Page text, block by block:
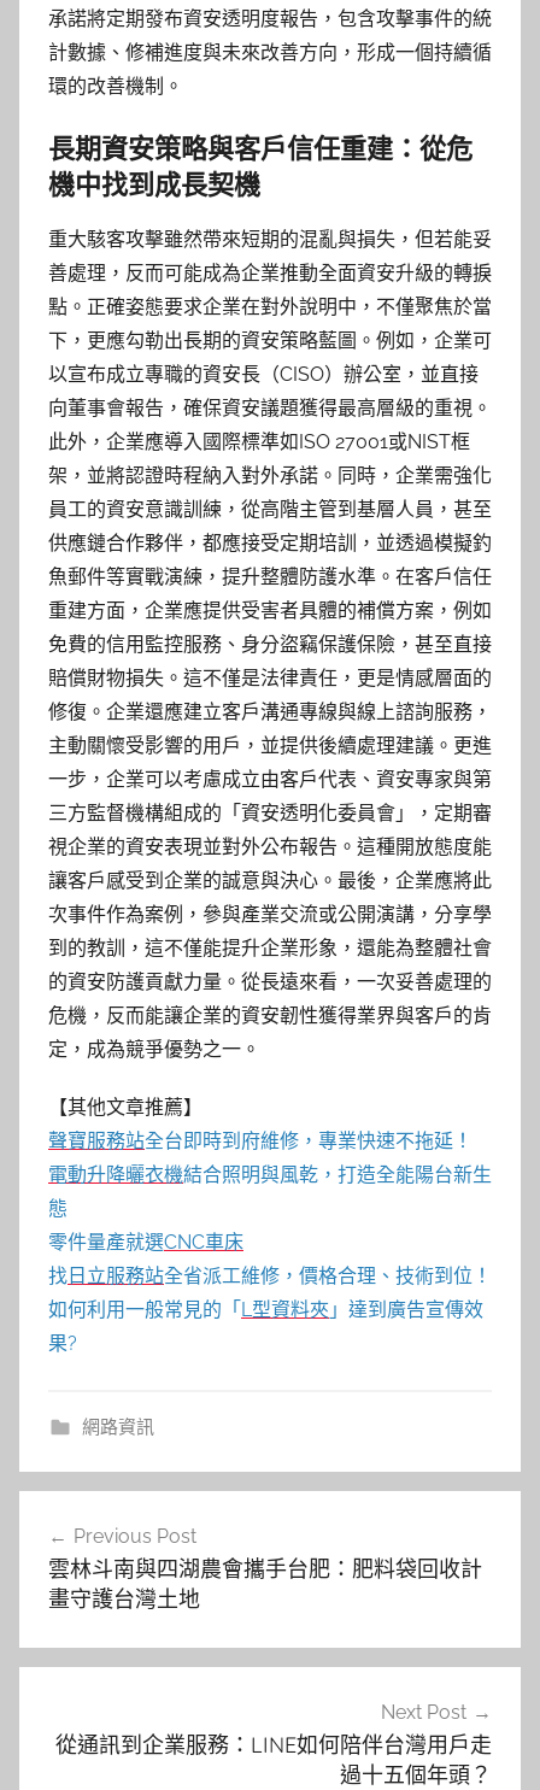
承諾將定期發布資安透明度報告，包含攻擊事件的統
計數據、修補進度與未來改善方向，形成一個持續循
環的改善機制。
長期資安策略與客戶信任重建：從危
機中找到成長契機
重大駭客攻擊雖然帶來短期的混亂與損失，但若能妥
善處理，反而可能成為企業推動全面資安升級的轉捩
點。正確姿態要求企業在對外說明中，不僅聚焦於當
下，更應勾勒出長期的資安策略藍圖。例如，企業可
以宣布成立專職的資安長（CISO）辦公室，並直接
向董事會報告，確保資安議題獲得最高層級的重視。
此外，企業應導入國際標準如ISO 27001或NIST框
架，並將認證時程納入對外承諾。同時，企業需強化
員工的資安意識訓練，從高階主管到基層人員，甚至
供應鏈合作夥伴，都應接受定期培訓，並透過模擬釣
魚郵件等實戰演練，提升整體防護水準。在客戶信任
重建方面，企業應提供受害者具體的補償方案，例如
免費的信用監控服務、身分盜竊保護保險，甚至直接
賠償財物損失。這不僅是法律責任，更是情感層面的
修復。企業還應建立客戶溝通專線與線上諮詢服務，
主動關懷受影響的用戶，並提供後續處理建議。更進
一步，企業可以考慮成立由客戶代表、資安專家與第
三方監督機構組成的「資安透明化委員會」，定期審
視企業的資安表現並對外公布報告。這種開放態度能
讓客戶感受到企業的誠意與決心。最後，企業應將此
次事件作為案例，參與產業交流或公開演講，分享學
到的教訓，這不僅能提升企業形象，還能為整體社會
的資安防護貢獻力量。從長遠來看，一次妥善處理的
危機，反而能讓企業的資安韌性獲得業界與客戶的肯
定，成為競爭優勢之一。
【其他文章推薦】
聲寶服務站全台即時到府維修，專業快速不拖延！
電動升降曬衣機結合照明與風乾，打造全能陽台新生
態
零件量產就選CNC車床
找 日立服務站全省派工維修，價格合理、技術到位！
如何利用一般常見的「 L型資料夾 」達到廣告宣傳效
果?
網路資訊
覽
Previous Post
雲林斗南與四湖農會攜手台肥：肥料袋回收計
畫守護台灣土地
Next Post
從通訊到企業服務：LINE如何陪伴台灣用戶走
過十五個年頭？